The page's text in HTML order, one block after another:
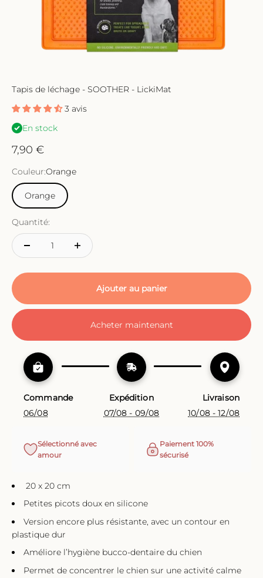
Tapis de léchage - SOOTHER - LickiMat
3 avis
En stock
Prix de vente
7,90 €
Couleur:Orange
Orange
Quantité:
Ajouter au panier
Acheter maintenant
Commande
06/08
Expédition
07/08 - 09/08
Livraison
10/08 - 12/08
Sélectionné avec
amour
Paiement 100%
sécurisé
20 x 20 cm
Petites picots doux en silicone
Version encore plus résistante, avec un contour en
plastique dur
Améliore l’hygiène bucco-dentaire du chien
Permet de concentrer le chien sur une activité calme